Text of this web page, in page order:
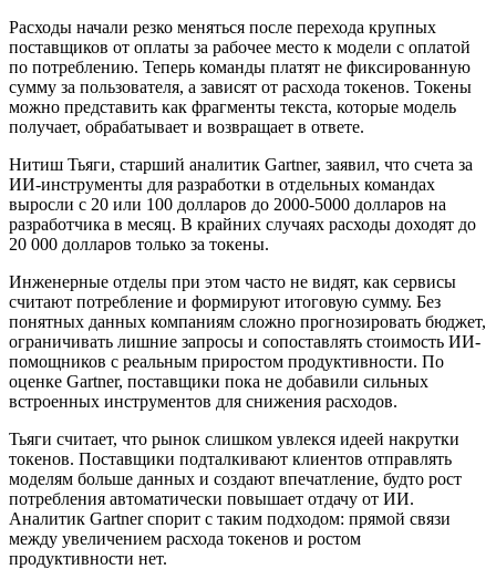
Расходы начали резко меняться после перехода крупных
поставщиков от оплаты за рабочее место к модели с оплатой
по потреблению. Теперь команды платят не фиксированную
сумму за пользователя, а зависят от расхода токенов. Токены
можно представить как фрагменты текста, которые модель
получает, обрабатывает и возвращает в ответе.
Нитиш Тьяги, старший аналитик Gartner, заявил, что счета за
ИИ-инструменты для разработки в отдельных командах
выросли с 20 или 100 долларов до 2000-5000 долларов на
разработчика в месяц. В крайних случаях расходы доходят до
20 000 долларов только за токены.
Инженерные отделы при этом часто не видят, как сервисы
считают потребление и формируют итоговую сумму. Без
понятных данных компаниям сложно прогнозировать бюджет,
ограничивать лишние запросы и сопоставлять стоимость ИИ-
помощников с реальным приростом продуктивности. По
оценке Gartner, поставщики пока не добавили сильных
встроенных инструментов для снижения расходов.
Тьяги считает, что рынок слишком увлекся идеей накрутки
токенов. Поставщики подталкивают клиентов отправлять
моделям больше данных и создают впечатление, будто рост
потребления автоматически повышает отдачу от ИИ.
Аналитик Gartner спорит с таким подходом: прямой связи
между увеличением расхода токенов и ростом
продуктивности нет.